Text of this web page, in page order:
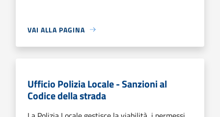
VAI ALLA PAGINA
Ufficio Polizia Locale - Sanzioni al
Codice della strada